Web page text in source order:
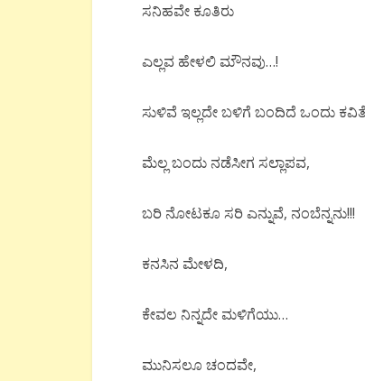
ಸನಿಹವೇ ಕೂತಿರು
ಎಲ್ಲವ ಹೇಳಲಿ ಮೌನವು…!
ಸುಳಿವೆಇಲ್ಲದೇಬಳಿಗೆ ಬಂದಿದೆ ಒಂದು ಕವಿತೆ
ಮೆಲ್ಲ ಬಂದು ನಡೆಸೀಗ ಸಲ್ಲಾಪವ,
ಬರಿ ನೋಟಕೂ ಸರಿಎನ್ನುವೆ, ನಂಬೆನ್ನನು!!!
ಕನಸಿನ ಮೇಳದಿ,
ಕೇವಲ ನಿನ್ನದೇ ಮಳಿಗೆಯು…
ಮುನಿಸಲೂ ಚಂದವೇ,